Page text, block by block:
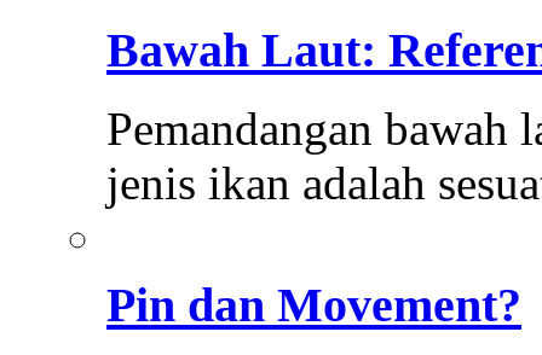
Bawah Laut:
Pemandangan bawah
jenis ikan adalah
Pin dan Movement?